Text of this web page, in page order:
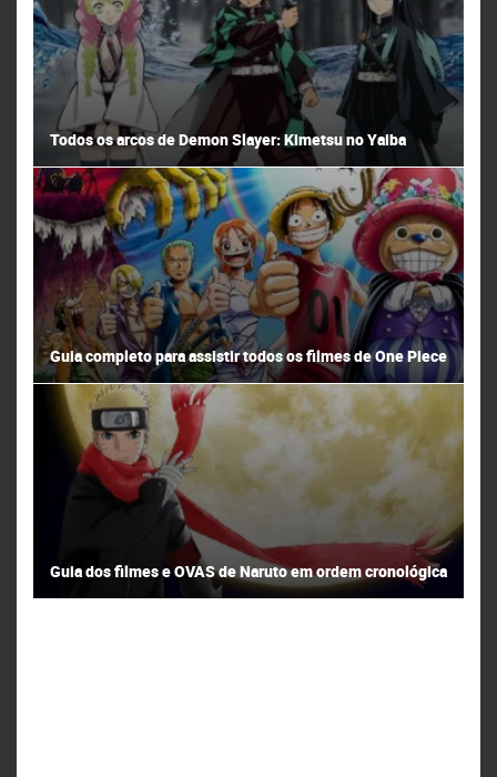
Todos os arcos de Demon Slayer: Kimetsu no Yaiba
Guia completo para assistir todos os filmes de One Piece
Guia dos filmes e OVAS de Naruto em ordem cronológica